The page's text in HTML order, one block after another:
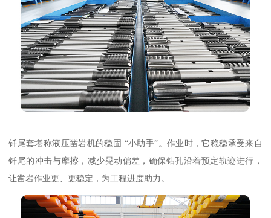
钎尾套堪称液压凿岩机的稳固 “小助手”。作业时，它稳稳承受来自
钎尾的冲击与摩擦，减少晃动偏差，确保钻孔沿着预定轨迹进行，
让凿岩作业更、更稳定，为工程进度助力。